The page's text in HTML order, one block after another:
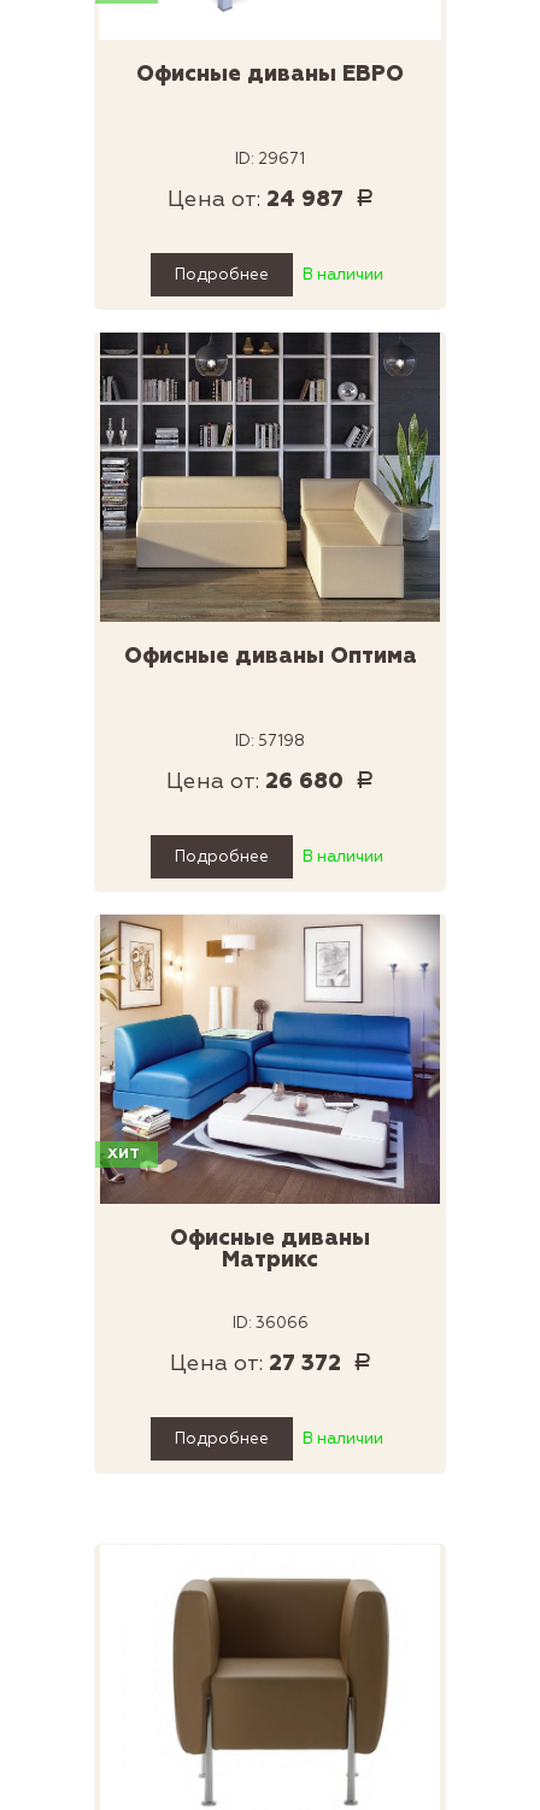
Офисные диваны ЕВРО
ID: 29671
Цена от: 24 987 Р
Подробнее В наличии
Офисные диваны Оптима
ID: 57198
Цена от: 26 680 Р
Подробнее В наличии
ХИТ
Офисные диваны
Матрикс
ID: 36066
Цена от: 27 372 Р
Подробнее В наличии